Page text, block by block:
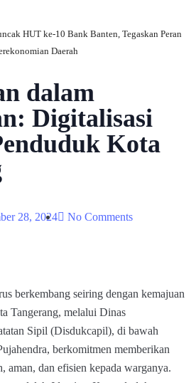
HUT ke-10 Bank Banten, Tegaskan Peran
Daerah
dalam
Digitalisasi
Kota
28, 2024 No Comments
berkembang seiring dengan kemajuan
Tangerang, melalui Dinas
Sipil (Disdukcapil), di bawah
berkomitmen memberikan
aman, dan efisien kepada warganya.